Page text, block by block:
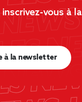
vous à la
à la newsletter